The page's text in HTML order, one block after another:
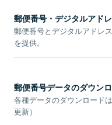
郵便番号・デジタルアド
郵便番号とデジタルアドレ
を提供。
郵便番号データのダウン
各種データのダウンロード
更新）